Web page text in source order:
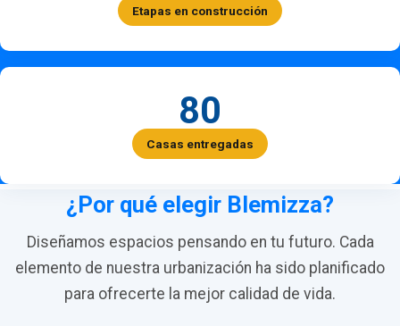
Etapas en construcción
80
Casas entregadas
¿Por qué elegir Blemizza?
Diseñamos espacios pensando en tu futuro. Cada
elemento de nuestra urbanización ha sido planificado
para ofrecerte la mejor calidad de vida.